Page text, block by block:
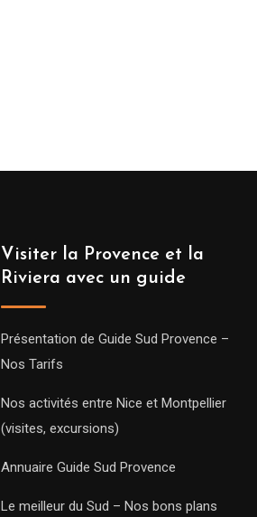
Visiter la Provence et la
Riviera avec un guide
Présentation de Guide Sud Provence –
Nos Tarifs
Nos activités entre Nice et Montpellier
(visites, excursions)
Annuaire Guide Sud Provence
Le meilleur du Sud – Nos bons plans